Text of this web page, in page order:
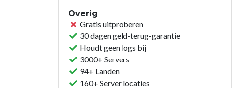
Overig
Gratis uitproberen
30 dagen geld-terug-garantie
Houdt geen logs bij
3000+ Servers
94+ Landen
160+ Server locaties